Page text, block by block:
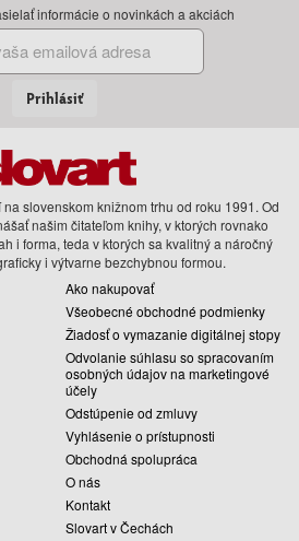
informácie o novinkách a akciách
Prihlásiť
slovenskom knižnom trhu od roku 1991. Od
našim čitateľom knihy, v ktorých rovnako
i forma, teda v ktorých sa kvalitný a náročný
i výtvarne bezchybnou formou.
Ako nakupovať
Všeobecné obchodné podmienky
Žiadosť o vymazanie digitálnej stopy
Odvolanie súhlasu so spracovaním
osobných údajov na marketingové
účely
Odstúpenie od zmluvy
Vyhlásenie o prístupnosti
Obchodná spolupráca
O nás
Kontakt
Slovart v Čechách